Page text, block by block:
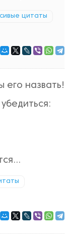
цитаты
его назвать!